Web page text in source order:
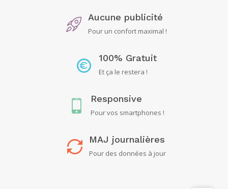
Aucune publicité
Pour un confort maximal !
100% Gratuit
Et ça le restera !
Responsive
Pour vos smartphones !
MAJ journalières
Pour des données à jour